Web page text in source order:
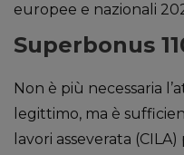
europee e nazionali
Superbonus
Non è più necessaria
legittimo, ma è
lavori asseverata